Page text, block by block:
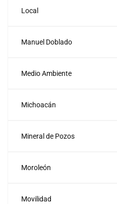
Local
Manuel Doblado
Medio Ambiente
Michoacán
Mineral de Pozos
Moroleón
Movilidad